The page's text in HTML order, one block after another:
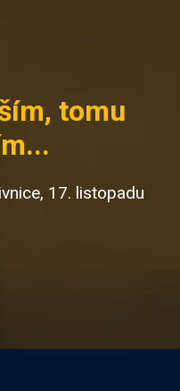
tomu
17. listopadu